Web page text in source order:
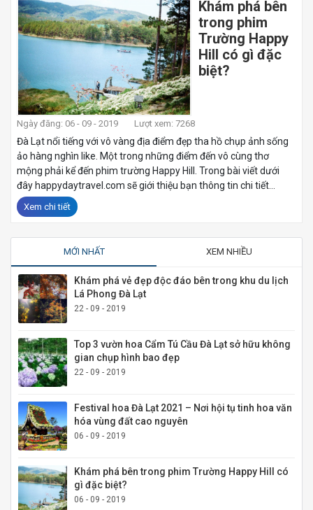
Khám phá bên
trong phim
Trường Happy
Hill có gì đặc
biệt?
Ngày đăng: 06 - 09 - 2019 Lượt xem: 7268
Đà Lạt nổi tiếng với vô vàng địa điểm đẹp tha hồ chụp ảnh sống
ảo hàng nghìn like. Một trong những điểm đến vô cùng thơ
mộng phải kể đến phim trường Happy Hill. Trong bài viết dưới
đây happydaytravel.com sẽ giới thiệu bạn thông tin chi tiết...
Xem chi tiết
MỚI NHẤT XEM NHIỀU
Khám phá vẻ đẹp độc đáo bên trong khu du lịch
Lá Phong Đà Lạt
22 - 09 - 2019
Top 3 vườn hoa Cẩm Tú Cầu Đà Lạt sở hữu không
gian chụp hình bao đẹp
22 - 09 - 2019
Festival hoa Đà Lạt 2021 – Nơi hội tụ tinh hoa văn
hóa vùng đất cao nguyên
06 - 09 - 2019
Khám phá bên trong phim Trường Happy Hill có
gì đặc biệt?
06 - 09 - 2019